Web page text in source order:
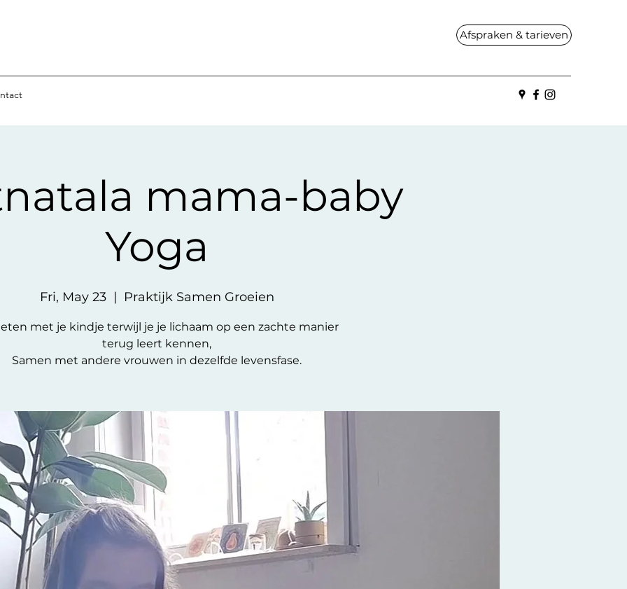
Afspraken & tarieven
mama-baby
Yoga
Fri, May 23
  |
Praktijk Samen Groeien
met je kindje terwijl je je lichaam op een zachte manier
terug leert kennen,
Samen met andere vrouwen in dezelfde levensfase.